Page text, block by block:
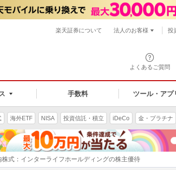
よくあるご質問
手数料 ツール・アプ
楽天証券について 法人のお客様 投
海外ETF NISA 投資信託・積立 iDeCo 金・プラチナ
株式：インターライフホールディングの株主優待